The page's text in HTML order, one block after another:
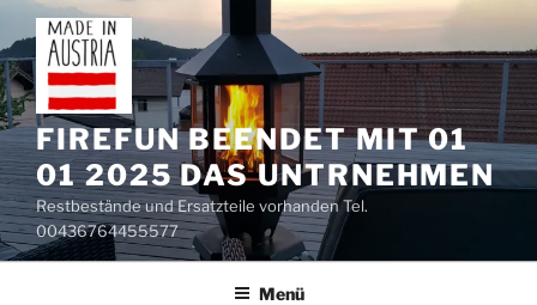
Zum
Inhalt
springen
FIREFUN BEENDET MIT 01
01 2025 DAS UNTRNEHMEN
Restbestände und Ersatzteile vorhanden Tel.
00436764455577
Menü